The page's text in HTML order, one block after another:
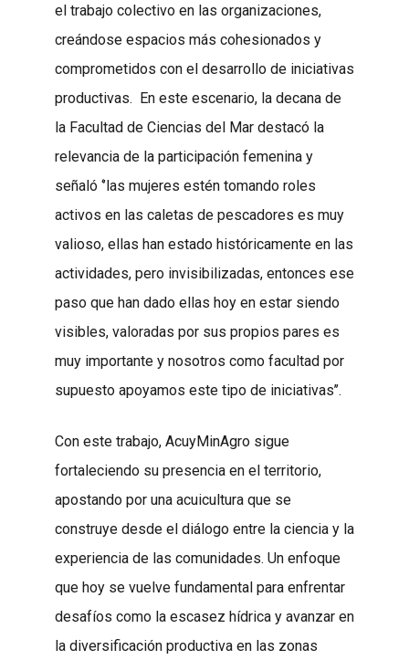
el trabajo colectivo en las organizaciones,
creándose espacios más cohesionados y
comprometidos con el desarrollo de iniciativas
productivas. En este escenario, la decana de
la Facultad de Ciencias del Mar destacó la
relevancia de la participación femenina y
señaló ‘’las mujeres estén tomando roles
activos en las caletas de pescadores es muy
valioso, ellas han estado históricamente en las
actividades, pero invisibilizadas, entonces ese
paso que han dado ellas hoy en estar siendo
visibles, valoradas por sus propios pares es
muy importante y nosotros como facultad por
supuesto apoyamos este tipo de iniciativas’’.
Con este trabajo, AcuyMinAgro sigue
fortaleciendo su presencia en el territorio,
apostando por una acuicultura que se
construye desde el diálogo entre la ciencia y la
experiencia de las comunidades. Un enfoque
que hoy se vuelve fundamental para enfrentar
desafíos como la escasez hídrica y avanzar en
la diversificación productiva en las zonas